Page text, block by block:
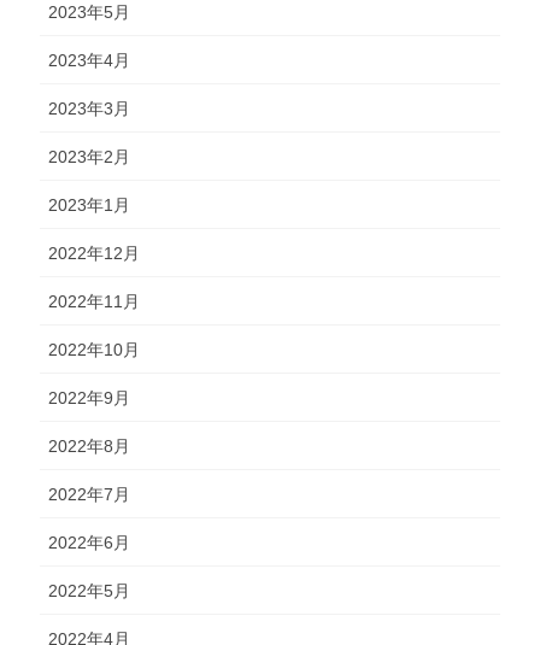
2023年5月
2023年4月
2023年3月
2023年2月
2023年1月
2022年12月
2022年11月
2022年10月
2022年9月
2022年8月
2022年7月
2022年6月
2022年5月
2022年4月